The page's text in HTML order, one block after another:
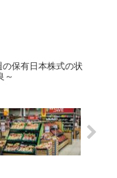
保有日本株式の状
～